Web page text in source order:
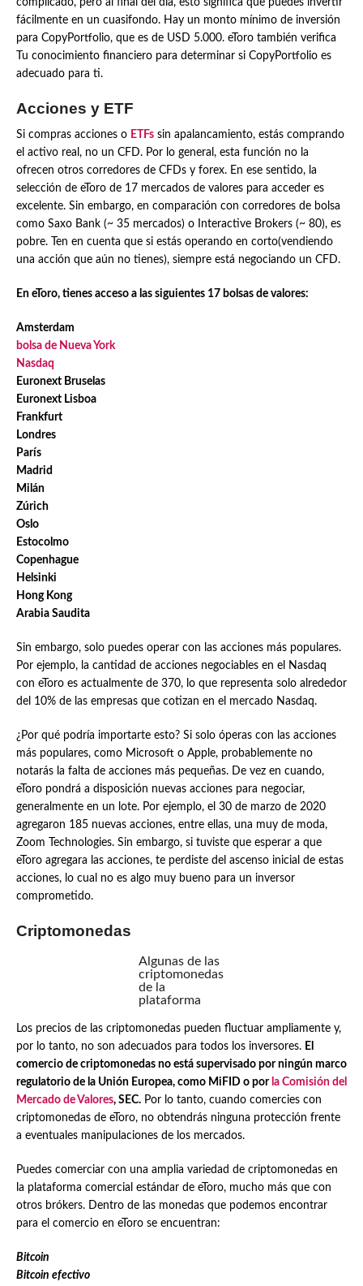
complicado, pero al final del día, esto significa que puedes invertir
fácilmente en un cuasifondo. Hay un monto mínimo de inversión
para CopyPortfolio, que es de USD 5.000. eToro también verifica
Tu conocimiento financiero para determinar si CopyPortfolio es
adecuado para ti.
Acciones y ETF
Si compras acciones o ETFssin apalancamiento, estás comprando
el activo real, no un CFD. Por lo general, esta función no la
ofrecen otros corredores de CFDs y forex. En ese sentido, la
selección de eToro de 17 mercados de valores para acceder es
excelente. Sin embargo, en comparación con corredores de bolsa
como Saxo Bank (~ 35 mercados) o Interactive Brokers (~ 80), es
pobre. Ten en cuenta que si estás operando en corto(vendiendo
una acción que aún no tienes), siempre está negociando un CFD.
En eToro, tienes acceso a las siguientes 17 bolsas de valores:
Amsterdam
bolsa de Nueva York
Nasdaq
Euronext Bruselas
Euronext Lisboa
Frankfurt
Londres
París
Madrid
Milán
Zúrich
Oslo
Estocolmo
Copenhague
Helsinki
Hong Kong
Arabia Saudita
Sin embargo, solo puedes operar con las acciones más populares.
Por ejemplo, la cantidad de acciones negociables en el Nasdaq
con eToro es actualmente de 370, lo que representa solo alrededor
del 10% de las empresas que cotizan en el mercado Nasdaq.
¿Por qué podría importarte esto? Si solo óperas con las acciones
más populares, como Microsoft o Apple, probablemente no
notarás la falta de acciones más pequeñas. De vez en cuando,
eToro pondrá a disposición nuevas acciones para negociar,
generalmente en un lote. Por ejemplo, el 30 de marzo de 2020
agregaron 185 nuevas acciones, entre ellas, una muy de moda,
Zoom Technologies. Sin embargo, si tuviste que esperar a que
eToro agregara las acciones, te perdiste del ascenso inicial de estas
acciones, lo cual no es algo muy bueno para un inversor
comprometido.
Criptomonedas
Algunas de las
criptomonedas
de la
plataforma
Los precios de las criptomonedas pueden fluctuar ampliamente y,
por lo tanto, no son adecuados para todos los inversores. El
comercio de criptomonedas no está supervisado por ningún marco
regulatorio de la Unión Europea, como MiFID o por la Comisión del
Mercado de Valores, SEC.Por lo tanto, cuando comercies con
criptomonedas de eToro, no obtendrás ninguna protección frente
a eventuales manipulaciones de los mercados.
Puedes comerciar con una amplia variedad de criptomonedas en
la plataforma comercial estándar de eToro, mucho más que con
otros brókers. Dentro de las monedas que podemos encontrar
para el comercio en eToro se encuentran:
Bitcoin
Bitcoin efectivo